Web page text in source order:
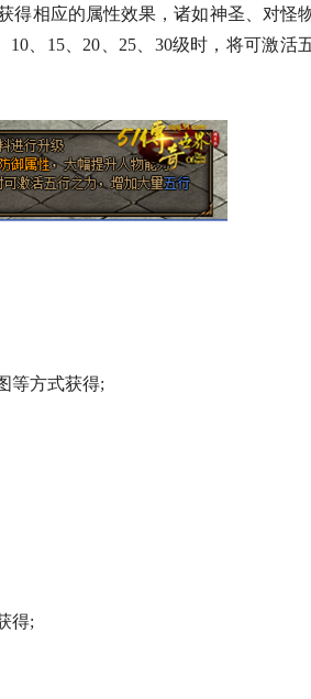
得相应的属性效果，诸如神圣、对怪
、15、20、25、30级时，将可激活
等方式获得;
得;